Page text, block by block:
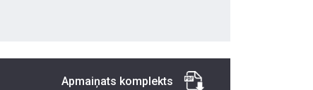
Apmaiņats komplekts